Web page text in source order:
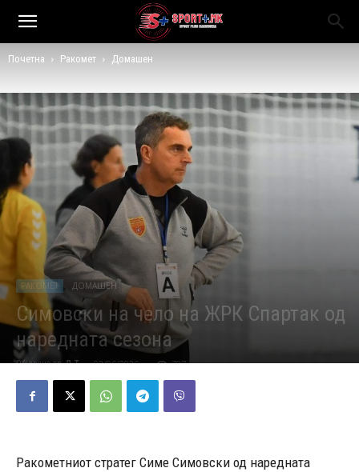
Почетна Ракомет Домашен
РАКОМЕТ ДОМАШЕН
Симовски на чело на ЖРК Спартак од
наредната сезона
Објавено од Д.Т. - 02/06/2026 707
Ракометниот стратег Симе Симовски од наредната